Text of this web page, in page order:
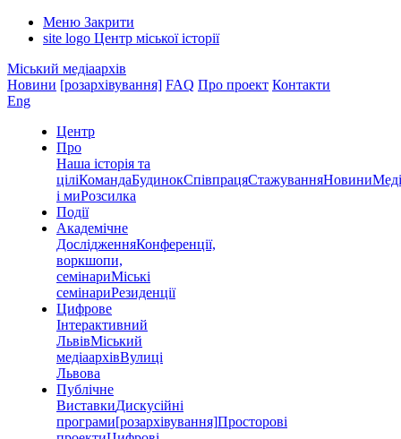
Меню Закрити
site logo Центр міської історії
Міський медіаархів
Новини [розархівування] FAQ Про проект Контакти
Eng
Центр
Про
Наша історія та
ціліКомандаБудинокСпівпрацяСтажуванняНовини
і миРозсилка
Події
Академічне
ДослідженняКонференції,
воркшопи,
семінариМіські
семінариРезиденції
Цифрове
Інтерактивний
ЛьвівМіський
медіаархівВулиці
Львова
Публічне
ВиставкиДискусійні
програми[розархівування]Просторові